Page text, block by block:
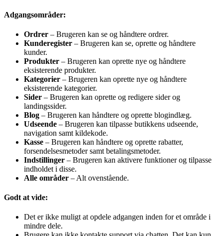
Adgangsområder:
Ordrer – Brugeren kan se og håndtere ordrer.
Kunderegister – Brugeren kan se, oprette og håndtere
kunder.
Produkter – Brugeren kan oprette nye og håndtere
eksisterende produkter.
Kategorier – Brugeren kan oprette nye og håndtere
eksisterende kategorier.
Sider – Brugeren kan oprette og redigere sider og
landingssider.
Blog – Brugeren kan håndtere og oprette blogindlæg.
Udseende – Brugeren kan tilpasse butikkens udseende,
navigation samt kildekode.
Kasse – Brugeren kan håndtere og oprette rabatter,
forsendelsesmetoder samt betalingsmetoder.
Indstillinger – Brugeren kan aktivere funktioner og tilpasse
indholdet i disse.
Alle områder – Alt ovenstående.
Godt at vide:
Det er ikke muligt at opdele adgangen inden for et område i
mindre dele.